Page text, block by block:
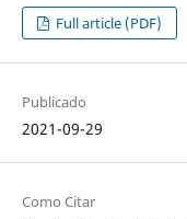
Full article (PDF)
Publicado
2021-09-29
Como Citar